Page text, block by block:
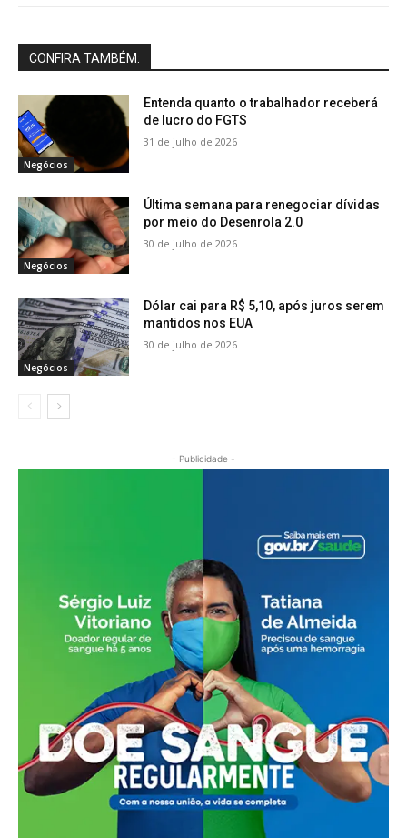
CONFIRA TAMBÉM:
Negócios
Entenda quanto o trabalhador receberá
de lucro do FGTS
31 de julho de 2026
Negócios
Última semana para renegociar dívidas
por meio do Desenrola 2.0
30 de julho de 2026
Negócios
Dólar cai para R$ 5,10, após juros serem
mantidos nos EUA
30 de julho de 2026
- Publicidade -